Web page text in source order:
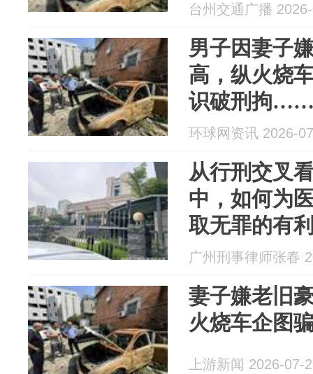
台州交通广播
男子因妻子
高，纵火烧
识破刑拘……
送“洗心革面
环球网资讯 2026-
从行刑交叉
中，如何为
取无罪的有
广州刑事律师张春
妻子嫌老旧
火烧车企图
上游新闻 2026-07-